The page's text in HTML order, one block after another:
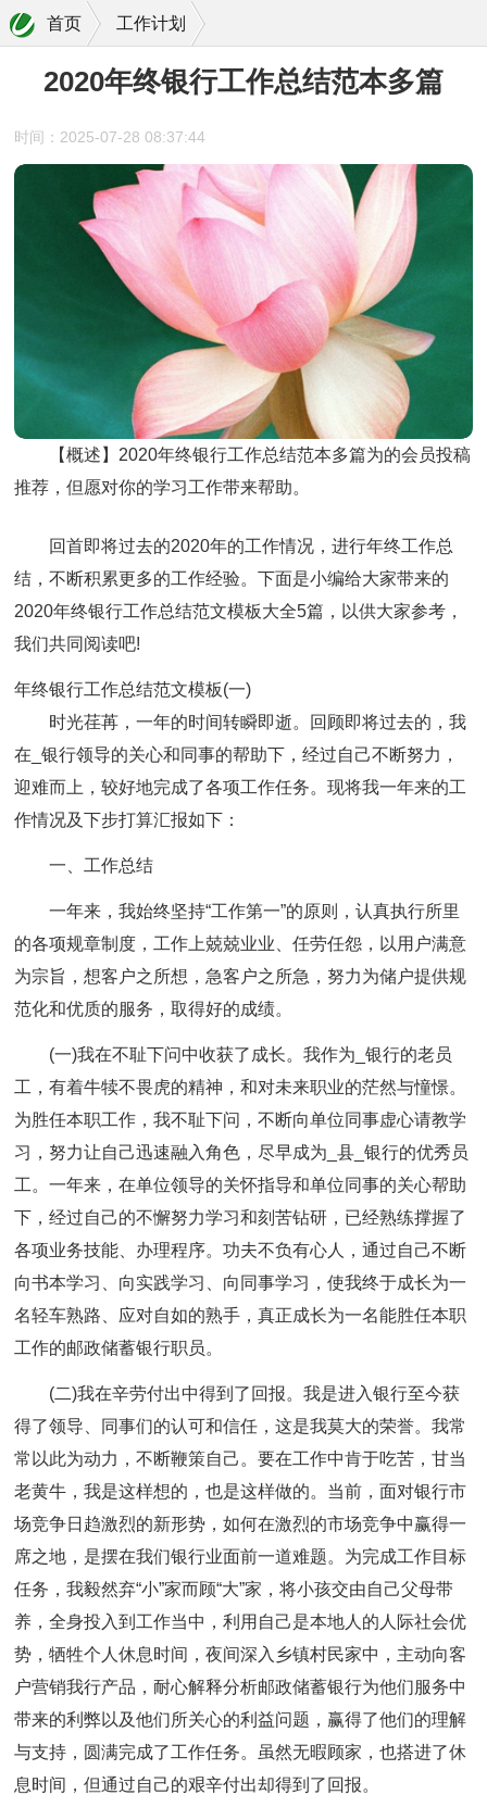
首页 工作计划
2020年终银行工作总结范本多篇
时间：2025-07-28 08:37:44
【概述】2020年终银行工作总结范本多篇为的会员投稿
推荐，但愿对你的学习工作带来帮助。
回首即将过去的2020年的工作情况，进行年终工作总
结，不断积累更多的工作经验。下面是小编给大家带来的
2020年终银行工作总结范文模板大全5篇，以供大家参考，
我们共同阅读吧!
年终银行工作总结范文模板(一)
时光荏苒，一年的时间转瞬即逝。回顾即将过去的，我
在_银行领导的关心和同事的帮助下，经过自己不断努力，
迎难而上，较好地完成了各项工作任务。现将我一年来的工
作情况及下步打算汇报如下：
一、工作总结
一年来，我始终坚持“工作第一”的原则，认真执行所里
的各项规章制度，工作上兢兢业业、任劳任怨，以用户满意
为宗旨，想客户之所想，急客户之所急，努力为储户提供规
范化和优质的服务，取得好的成绩。
(一)我在不耻下问中收获了成长。我作为_银行的老员
工，有着牛犊不畏虎的精神，和对未来职业的茫然与憧憬。
为胜任本职工作，我不耻下问，不断向单位同事虚心请教学
习，努力让自己迅速融入角色，尽早成为_县_银行的优秀员
工。一年来，在单位领导的关怀指导和单位同事的关心帮助
下，经过自己的不懈努力学习和刻苦钻研，已经熟练撑握了
各项业务技能、办理程序。功夫不负有心人，通过自己不断
向书本学习、向实践学习、向同事学习，使我终于成长为一
名轻车熟路、应对自如的熟手，真正成长为一名能胜任本职
工作的邮政储蓄银行职员。
(二)我在辛劳付出中得到了回报。我是进入银行至今获
得了领导、同事们的认可和信任，这是我莫大的荣誉。我常
常以此为动力，不断鞭策自己。要在工作中肯于吃苦，甘当
老黄牛，我是这样想的，也是这样做的。当前，面对银行市
场竞争日趋激烈的新形势，如何在激烈的市场竞争中赢得一
席之地，是摆在我们银行业面前一道难题。为完成工作目标
任务，我毅然弃“小”家而顾“大”家，将小孩交由自己父母带
养，全身投入到工作当中，利用自己是本地人的人际社会优
势，牺牲个人休息时间，夜间深入乡镇村民家中，主动向客
户营销我行产品，耐心解释分析邮政储蓄银行为他们服务中
带来的利弊以及他们所关心的利益问题，赢得了他们的理解
与支持，圆满完成了工作任务。虽然无暇顾家，也搭进了休
息时间，但通过自己的艰辛付出却得到了回报。